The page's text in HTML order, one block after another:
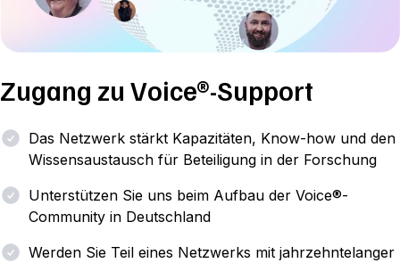
Zugang zu Voice®-Support
Das Netzwerk stärkt Kapazitäten, Know-how und den
Wissensaustausch für Beteiligung in der Forschung
Unterstützen Sie uns beim Aufbau der Voice®-
Community in Deutschland
Werden Sie Teil eines Netzwerks mit jahrzehntelanger